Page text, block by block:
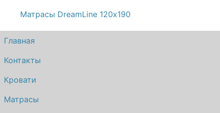
Матрасы DreamLine 120х190
Главная
Контакты
Кровати
Матрасы